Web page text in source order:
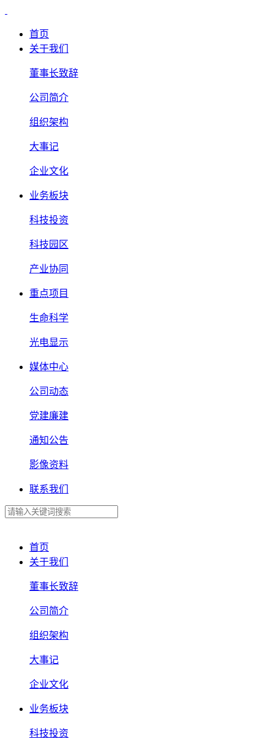
首页
关于我们
董事长致辞
公司简介
组织架构
大事记
企业文化
业务板块
科技投资
科技园区
产业协同
重点项目
生命科学
光电显示
媒体中心
公司动态
党建廉建
通知公告
影像资料
联系我们
首页
关于我们
董事长致辞
公司简介
组织架构
大事记
企业文化
业务板块
科技投资